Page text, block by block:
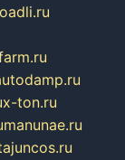
x-ton.ru
manunae.ru